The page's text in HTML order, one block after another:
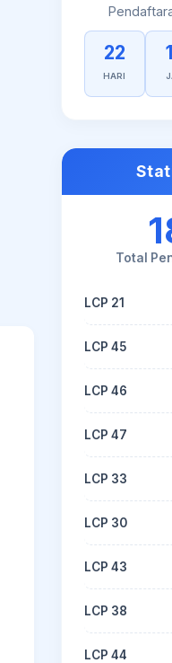
22
HARI
Total
LCP 21
LCP 45
LCP 46
LCP 47
LCP 33
LCP 30
LCP 43
LCP 38
LCP 44